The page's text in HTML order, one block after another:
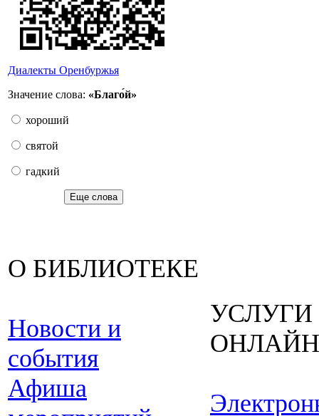
Диалекты Оренбуржья
Значение слова: «Благо́й»
хороший
святой
гадкий
Еще слова
О БИБЛИОТЕКЕ
Новости и
события
Афиша
УСЛУГИ
ОНЛАЙН